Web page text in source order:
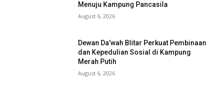
Menuju Kampung Pancasila
August 6, 2026
Dewan Da’wah Blitar Perkuat Pembinaan
dan Kepedulian Sosial di Kampung
Merah Putih
August 6, 2026